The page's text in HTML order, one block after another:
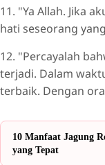
11. "Ya Allah. Jika
hati seseorang
12. "Percayalah
terjadi. Dalam
terbaik. Dengan
10 Manfaat Jagung
yang Tepat